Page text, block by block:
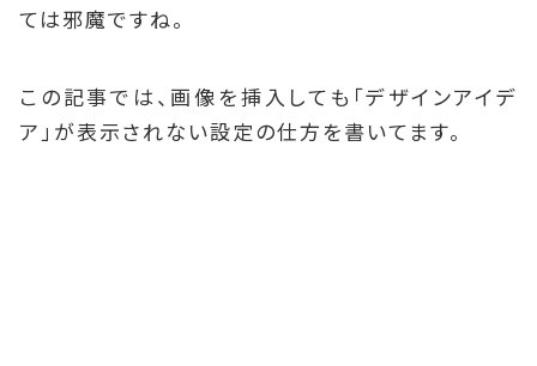
ては邪魔ですね。
この記事では、画像を挿入しても「デザインアイデ
ア」が表示されない設定の仕方を書いてます。